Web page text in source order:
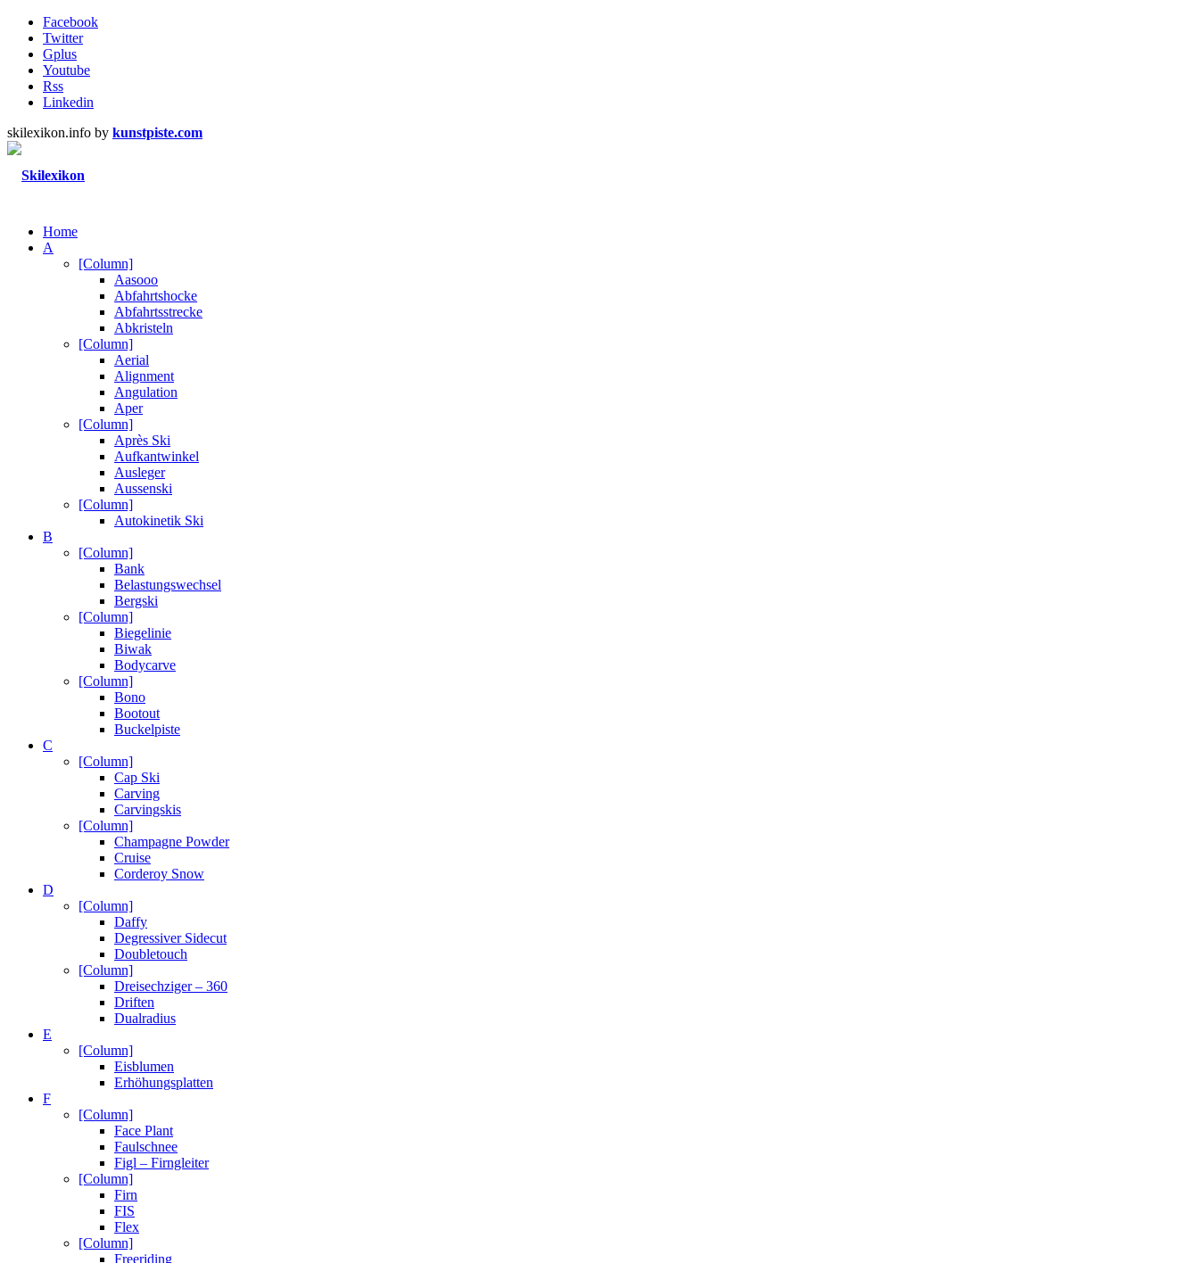
Facebook
Twitter
Gplus
Youtube
Rss
Linkedin
skilexikon.info by kunstpiste.com
Home
A
[Column]
Aasooo
Abfahrtshocke
Abfahrtsstrecke
Abkristeln
[Column]
Aerial
Alignment
Angulation
Aper
[Column]
Après Ski
Aufkantwinkel
Ausleger
Aussenski
[Column]
Autokinetik Ski
B
[Column]
Bank
Belastungswechsel
Bergski
[Column]
Biegelinie
Biwak
Bodycarve
[Column]
Bono
Bootout
Buckelpiste
C
[Column]
Cap Ski
Carving
Carvingskis
[Column]
Champagne Powder
Cruise
Corderoy Snow
D
[Column]
Daffy
Degressiver Sidecut
Doubletouch
[Column]
Dreisechziger – 360
Driften
Dualradius
E
[Column]
Eisblumen
Erhöhungsplatten
F
[Column]
Face Plant
Faulschnee
Figl – Firngleiter
[Column]
Firn
FIS
Flex
[Column]
Freeriding